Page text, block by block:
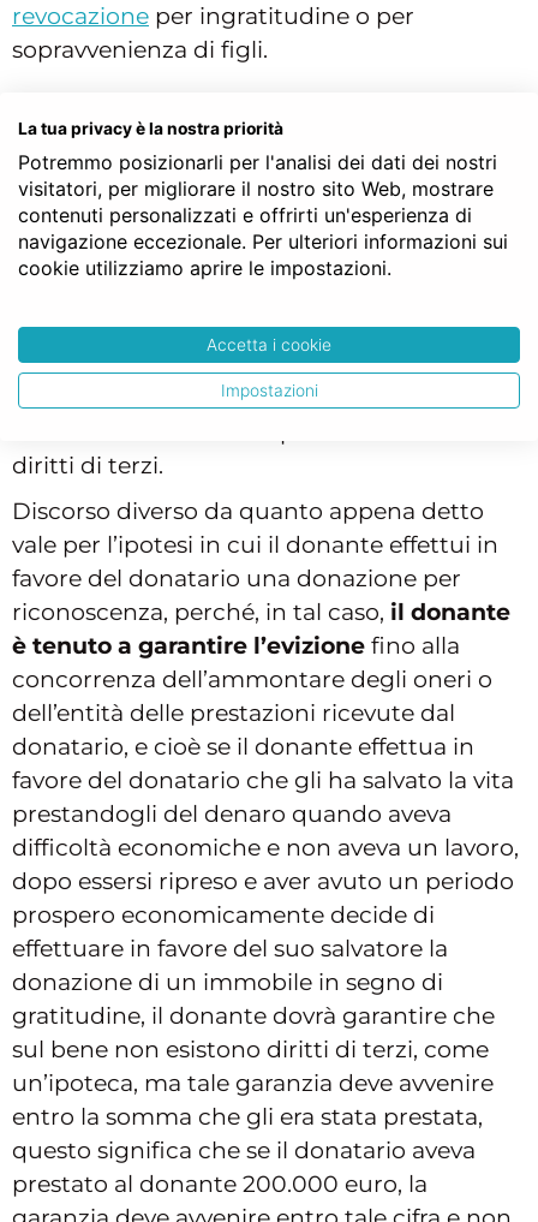
revocazione per ingratitudine o per
sopravvenienza di figli.
Donazione per riconoscenza ed
evizione
Lagaranzia per evizionesi concretizza
nell’assicurare a colui che riceve un bene che
sullo stesso non ci siano terzi che vantano
richiesta nell’ipotesi in cui si riceve un bene a
titolo donativo, infatti, il donante non è di
norma tenuto a garantire che l’oggetto della
diritti di terzi.
Discorso diverso da quanto appena detto
vale per l’ipotesi in cui il donante effettui in
favore del donatario una donazione per
riconoscenza, perché, in tal caso, il donante
è tenuto a garantire l’evizione fino alla
concorrenza dell’ammontare degli oneri o
dell’entità delle prestazioni ricevute dal
donatario, e cioè se il donante effettua in
favore del donatario che gli ha salvato la vita
prestandogli del denaro quando aveva
difficoltà economiche e non aveva un lavoro,
dopo essersi ripreso e aver avuto un periodo
prospero economicamente decide di
effettuare in favore del suo salvatore la
donazione di un immobile in segno di
gratitudine, il donante dovrà garantire che
sul bene non esistono diritti di terzi, come
un’ipoteca, ma tale garanzia deve avvenire
entro la somma che gli era stata prestata,
questo significa che se il donatario aveva
prestato al donante 200.000 euro, la
La tua privacy è la nostra priorità
Potremmo posizionarli per l'analisi dei dati dei nostri
visitatori, per migliorare il nostro sito Web, mostrare
contenuti personalizzati e offrirti un'esperienza di
navigazione eccezionale. Per ulteriori informazioni sui
cookie utilizziamo aprire le impostazioni.
Accetta i cookie
Impostazioni